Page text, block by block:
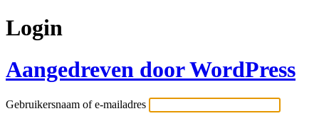
Login
Aangedreven door WordPress
Gebruikersnaam of e-mailadres